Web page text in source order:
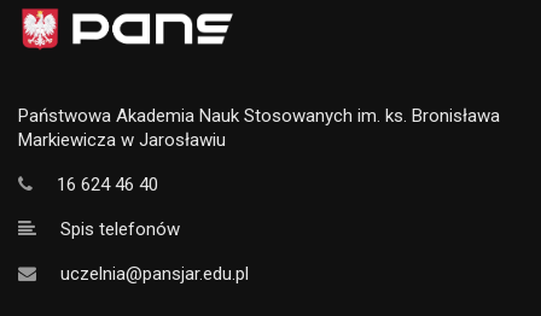
Państwowa Akademia Nauk Stosowanych im. ks. Bronisława
Markiewicza w Jarosławiu
16 624 46 40
Spis telefonów
uczelnia@pansjar.edu.pl